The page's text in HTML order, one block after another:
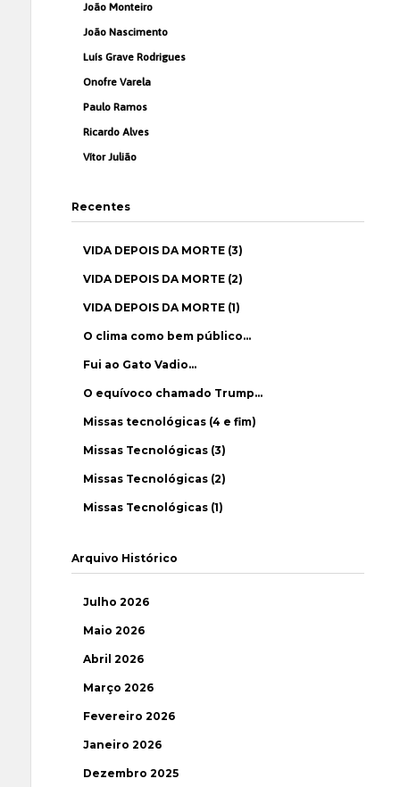
João Monteiro
João Nascimento
Luís Grave Rodrigues
Onofre Varela
Paulo Ramos
Ricardo Alves
Vítor Julião
Recentes
VIDA DEPOIS DA MORTE (3)
VIDA DEPOIS DA MORTE (2)
VIDA DEPOIS DA MORTE (1)
O clima como bem público…
Fui ao Gato Vadio…
O equívoco chamado Trump…
Missas tecnológicas (4 e fim)
Missas Tecnológicas (3)
Missas Tecnológicas (2)
Missas Tecnológicas (1)
Arquivo Histórico
Julho 2026
Maio 2026
Abril 2026
Março 2026
Fevereiro 2026
Janeiro 2026
Dezembro 2025